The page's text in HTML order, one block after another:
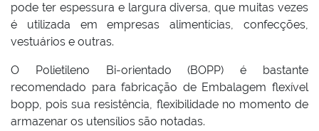
pode ter espessura e largura diversa, que muitas vezes
é utilizada em empresas alimentícias, confecções,
vestuários e outras.
O Polietileno Bi-orientado (BOPP) é bastante
recomendado para fabricação de Embalagem flexível
bopp, pois sua resistência, flexibilidade no momento de
armazenar os utensílios são notadas.